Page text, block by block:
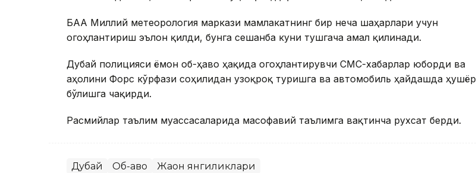
БАА Миллий метеорология маркази мамлакатнинг бир неча шаҳарлари учун
огоҳлантириш эълон қилди, бунга сешанба куни тушгача амал қилинади.
Дубай полицияси ёмон об-ҳаво ҳақида огоҳлантирувчи СМС-хабарлар юборди ва
аҳолини Форс кўрфази соҳилидан узоқроқ туришга ва автомобиль ҳайдашда ҳушёр
бўлишга чақирди.
Расмийлар таълим муассасаларида масофавий таълимга вақтинча рухсат берди.
Дубай Об-ҳаво Жаҳон янгиликлари